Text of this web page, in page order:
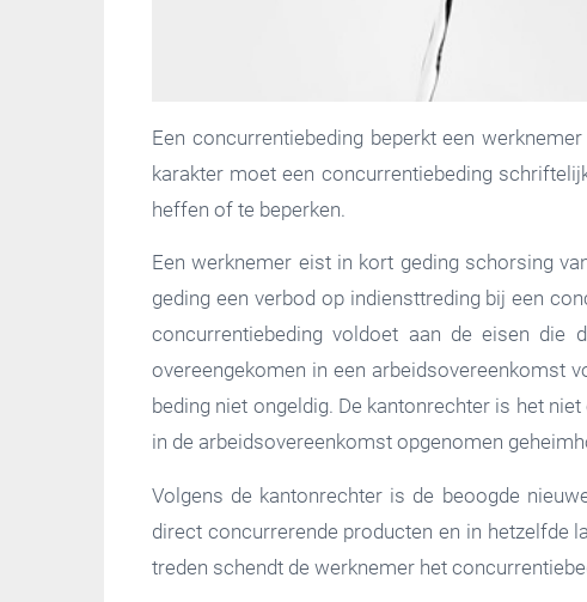
Een concurrentiebeding beperkt een
karakter moet een concurrentiebeding
heffen of te beperken.
Een werknemer eist in kort geding schorsing
geding een verbod op indiensttreding bij een
concurrentiebeding voldoet aan de eisen die
overeengekomen in een arbeidsovereenkomst
beding niet ongeldig. De kantonrechter is het
in de arbeidsovereenkomst opgenomen
Volgens de kantonrechter is de beoogde
direct concurrerende producten en in hetzelfde
treden schendt de werknemer het